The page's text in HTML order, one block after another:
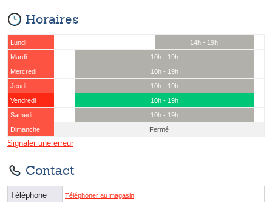
Horaires
Lundi
14h - 19h
Mardi
10h - 19h
Mercredi
10h - 19h
Jeudi
10h - 19h
Vendredi
10h - 19h
Samedi
10h - 19h
Dimanche
Fermé
Signaler une erreur
Contact
Téléphone Téléphoner au magasin